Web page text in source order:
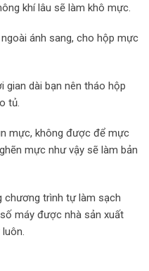
khí lâu sẽ làm khô mực.
ánh sang, cho hộp mực
gian dài bạn nên tháo hộp
tủ.
mực, không được để mực
mực như vậy sẽ làm bản
chương trình tự làm sạch
máy được nhà sản xuất